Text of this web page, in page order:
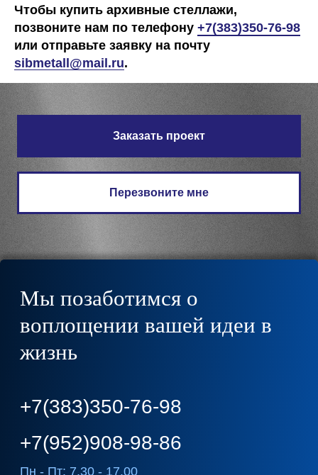
Чтобы купить архивные стеллажи,
позвоните нам по телефону +7(383)350-76-98
или отправьте заявку на почту
sibmetall@mail.ru.
Заказать проект
Перезвоните мне
Оставить заявку
Политика конфиденциальности